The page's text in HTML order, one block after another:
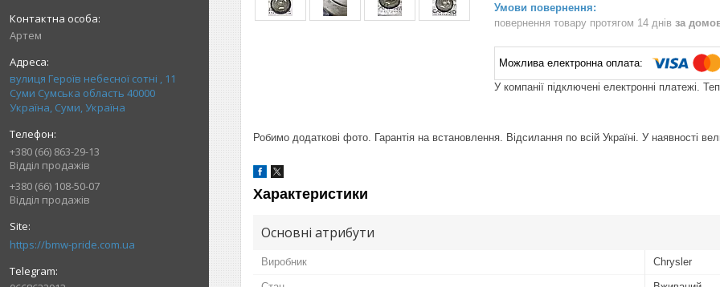
Артем
вулиця Героїв небесної сотні , 11
Суми Сумська область 40000
Україна, Суми, Україна
+380 (66) 863-29-13
Відділ продажів
+380 (66) 108-50-07
Відділ продажів
https://bmw-pride.com.ua
повернення товару протягом 14 днів за
У компанії підключені електронні платежі.
Робимо додаткові фото. Гарантія на встановлення. Відсилання по всій Україні. У наявності
Характеристики
Основні атрибути
Виробник Chrysler